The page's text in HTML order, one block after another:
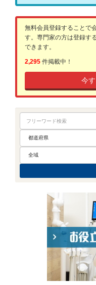
無料会員登録することで
す。専門家の方は登録す
できます。
2,295 件掲載中！
今